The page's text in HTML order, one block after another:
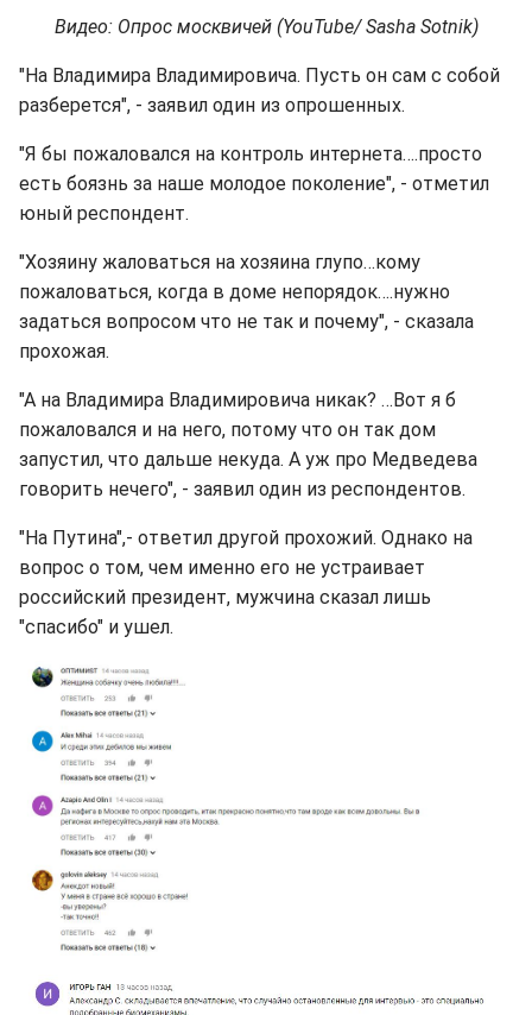
Видео: Опрос москвичей (YouTube/ Sasha Sotnik)
"На Владимира Владимировича. Пусть он сам с собой
разберется", - заявил один из опрошенных.
"Я бы пожаловался на контроль интернета….просто
есть боязнь за наше молодое поколение", - отметил
юный респондент.
"Хозяину жаловаться на хозяина глупо…кому
пожаловаться, когда в доме непорядок….нужно
задаться вопросом что не так и почему", - сказала
прохожая.
"А на Владимира Владимировича никак? …Вот я б
пожаловался и на него, потому что он так дом
запустил, что дальше некуда. А уж про Медведева
говорить нечего", - заявил один из респондентов.
"На Путина",- ответил другой прохожий. Однако на
вопрос о том, чем именно его не устраивает
российский президент, мужчина сказал лишь
"спасибо" и ушел.